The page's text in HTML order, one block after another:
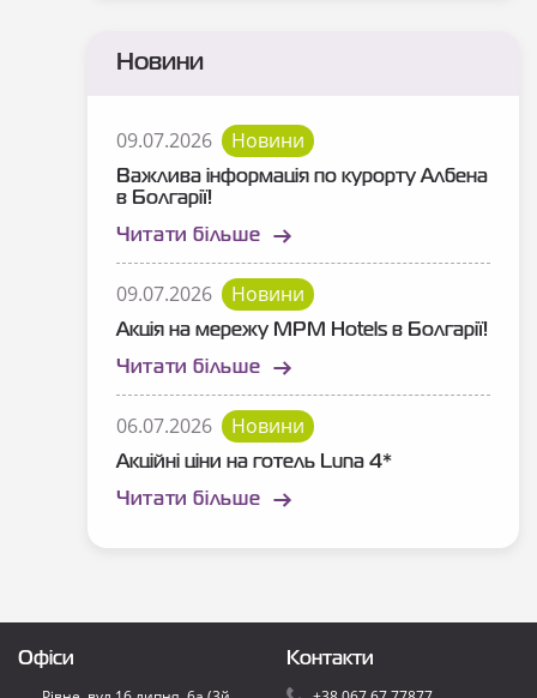
Новини
09.07.2026 Новини
Важлива інформація по курорту Албена
в Болгарії!
Читати більше
09.07.2026 Новини
Акція на мережу MPM Hotels в Болгарії!
Читати більше
06.07.2026 Новини
Акційні ціни на готель Luna 4*
Читати більше
Офіси Контакти